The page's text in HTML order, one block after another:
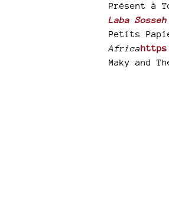
Présent à
Laba Sosseh
Petits
Africa
Maky and